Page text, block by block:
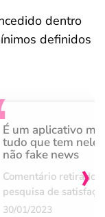
dentro
definidos
É um aplicativo
tudo que tem nele
não fake news
Comentário retirado
pesquisa de
30/01/2023
›